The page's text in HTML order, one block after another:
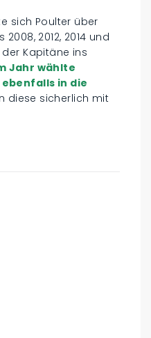
sich Poulter über
2012, 2014 und
der Kapitäne ins
Jahr wählte
in die
diese sicherlich mit